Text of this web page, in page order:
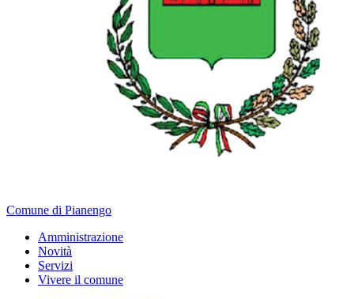
Comune di Pianengo
Amministrazione
Novità
Servizi
Vivere il comune